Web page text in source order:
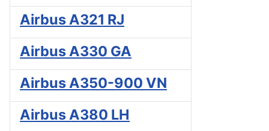
Airbus A321 RJ
Airbus A330 GA
Airbus A350-900 VN
Airbus A380 LH